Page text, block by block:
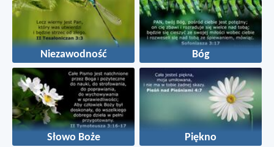
Niezawodność Bóg
Słowo Boże Piękno